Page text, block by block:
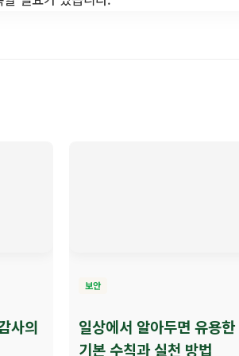
사의
보안
일상에서 알아두면 유용
기본 수칙과 실천 방법